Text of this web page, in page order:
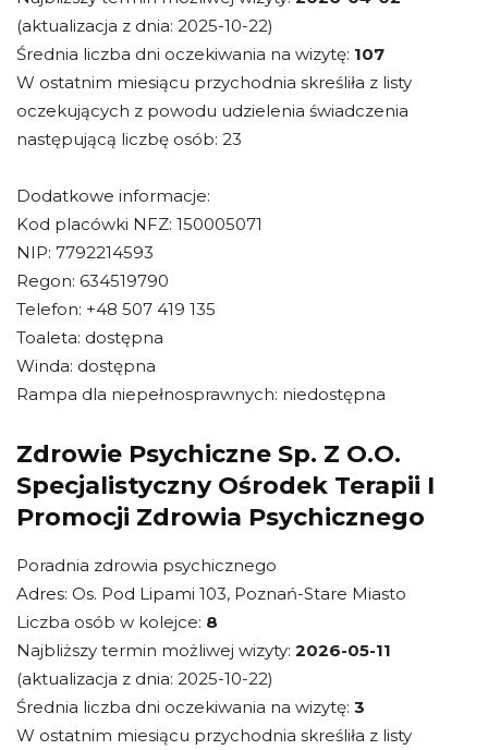
(aktualizacja z dnia: 2025-10-22)
Średnia liczba dni oczekiwania na wizytę: 107
W ostatnim miesiącu przychodnia skreśliła z listy
oczekujących z powodu udzielenia świadczenia
następującą liczbę osób: 23
Dodatkowe informacje:
Kod placówki NFZ: 150005071
NIP: 7792214593
Regon: 634519790
Telefon: +48 507 419 135
Toaleta: dostępna
Winda: dostępna
Rampa dla niepełnosprawnych: niedostępna
Zdrowie Psychiczne Sp. Z O.O.
Specjalistyczny Ośrodek Terapii I
Promocji Zdrowia Psychicznego
Poradnia zdrowia psychicznego
Adres: Os. Pod Lipami 103, Poznań-Stare Miasto
Liczba osób w kolejce: 8
Najbliższy termin możliwej wizyty: 2026-05-11
(aktualizacja z dnia: 2025-10-22)
Średnia liczba dni oczekiwania na wizytę: 3
W ostatnim miesiącu przychodnia skreśliła z listy